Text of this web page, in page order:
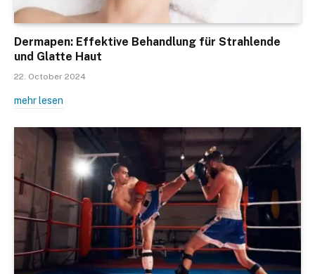
Dermapen: Effektive Behandlung für Strahlende
und Glatte Haut
22. October 2024
mehr lesen